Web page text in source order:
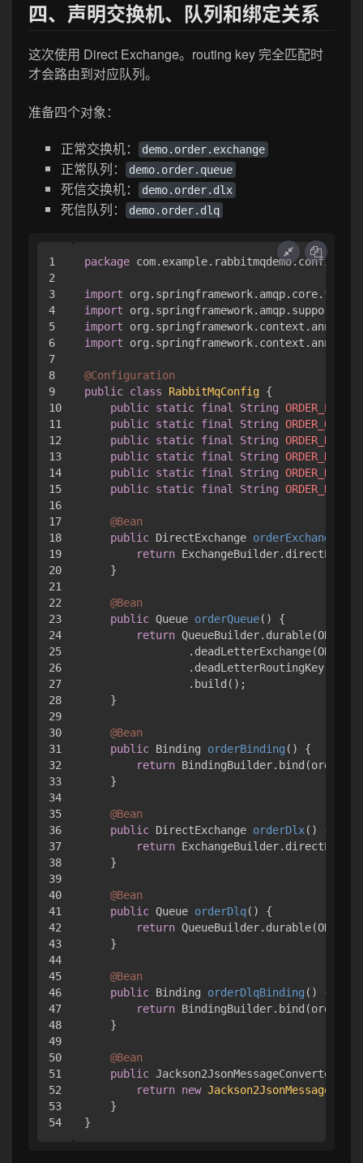
四、声明交换机、队列和绑定关系
这次使用 Direct Exchange。routing key 完全匹配时
才会路由到对应队列。
准备四个对象：
正常交换机：
demo.order.exchange
正常队列： demo.order.queue
死信交换机： demo.order.dlx
死信队列： demo.order.dlq
1
2
3
4
5
6
7
8
9
10
11
12
13
14
15
16
17
18
19
20
21
22
23
24
25
26
27
28
29
30
31
32
33
34
35
36
37
38
39
40
41
42
43
44
45
46
47
48
49
50
51
52
53
package com.example.rabbitmqdemo.config;
import
import
import
import
@Configuration
public class RabbitMqConfig {
public static final String
public static final String ORDER_QUEUE
public static final String
public static final String ORDER_DLX
public static final String ORDER_DLQ
public static final String
@Bean
public DirectExchange orderExchange
return
    }
@Bean
public Queue orderQueue()
{
return
                .build();
    }
@Bean
public Binding orderBinding ()
{
return
    }
@Bean
public DirectExchange orderDlx()
{
return
    }
@Bean
public Queue orderDlq()
{
return
    }
@Bean
public Binding orderDlqBinding ()
{
return
    }
@Bean
public Jackson2JsonMessageConverter
return new
    }